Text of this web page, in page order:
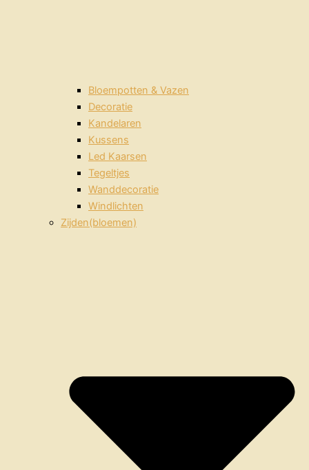
Bloempotten & Vazen
Decoratie
Kandelaren
Kussens
Led Kaarsen
Tegeltjes
Wanddecoratie
Windlichten
Zijden(bloemen)